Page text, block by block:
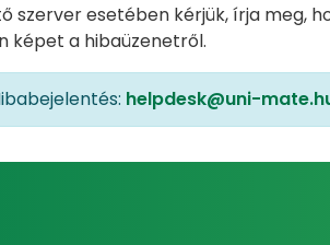
esetében kérjük, írja meg,
képet a hibaüzenetről.
helpdesk@uni-